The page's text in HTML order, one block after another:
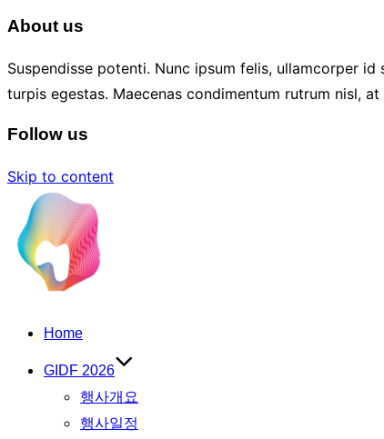
About us
Suspendisse potenti. Nunc ipsum felis, ullamcorper
turpis egestas. Maecenas condimentum rutrum nisl,
Follow us
Skip to content
Home
GIDF 2026
행사개요
행사일정